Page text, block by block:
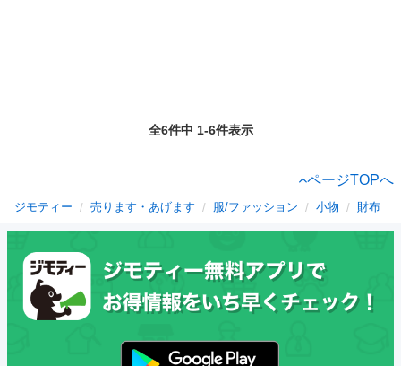
全6件中 1-6件表示
ページTOPへ
ジモティー 売ります・あげます 服/ファッション 小物 財布